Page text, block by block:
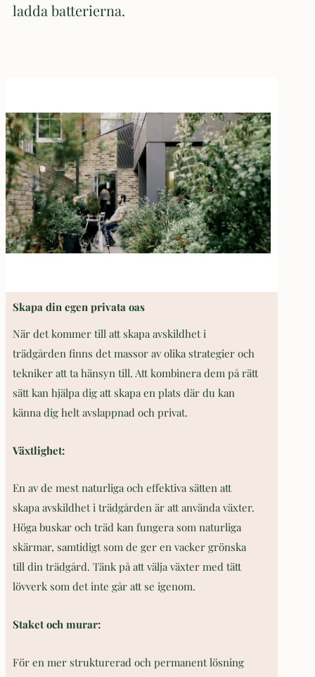
ladda batterierna.
Skapa din egen privata oas
När det kommer till att skapa avskildhet i
trädgården finns det massor av olika strategier och
tekniker att ta hänsyn till. Att kombinera dem på rätt
sätt kan hjälpa dig att skapa en plats där du kan
känna dig helt avslappnad och privat.
Växtlighet:
En av de mest naturliga och effektiva sätten att
skapa avskildhet i trädgården är att använda växter.
Höga buskar och träd kan fungera som naturliga
skärmar, samtidigt som de ger en vacker grönska
till din trädgård. Tänk på att välja växter med tätt
lövverk som det inte går att se igenom.
Staket och murar:
För en mer strukturerad och permanent lösning